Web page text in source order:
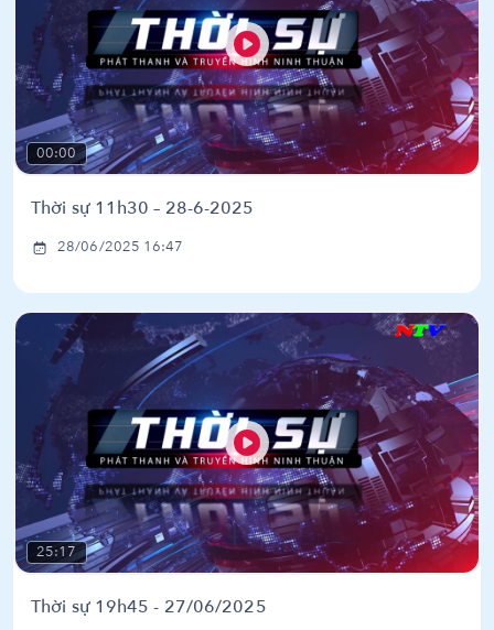
00:00
Thời sự 11h30 – 28-6-2025
28/06/2025 16:47
25:17
Thời sự 19h45 - 27/06/2025